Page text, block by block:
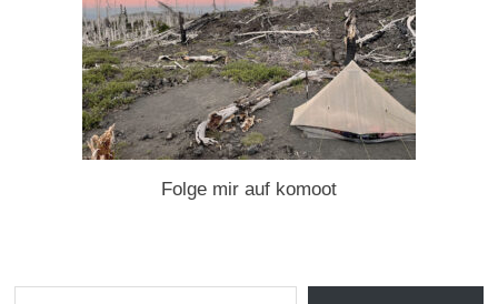
Folge mir auf komoot